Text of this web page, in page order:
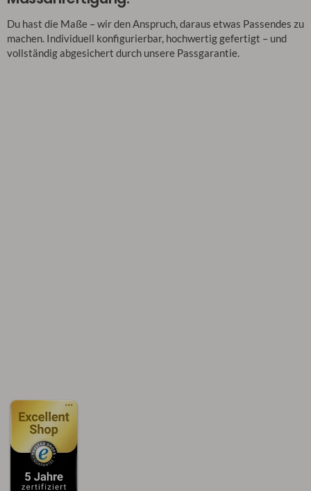
Du hast die Maße – wir den Anspruch, daraus etwas Passendes zu
machen. Individuell konfigurierbar, hochwertig gefertigt – und
vollständig abgesichert durch unsere Passgarantie.